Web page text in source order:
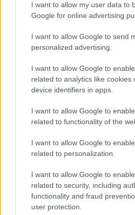
I want to allow my user data to
Google for online advertising
I want to allow Google to send
personalized advertising.
I want to allow Google to
related to analytics like cookies
device identifiers in apps.
I want to allow Google to
related to functionality of the
I want to allow Google to
related to personalization.
I want to allow Google to
related to security, including
functionality and fraud
user protection.
NOTICIAS
Murtala Muhammed en Lagos
Lucía Marín · 4 Ago 2026
NOTICIAS